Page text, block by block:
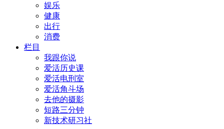
娱乐
健康
出行
消费
栏目
我跟你说
爱活历史课
爱活电刑室
爱活角斗场
去他的摄影
短路三分钟
新技术研习社